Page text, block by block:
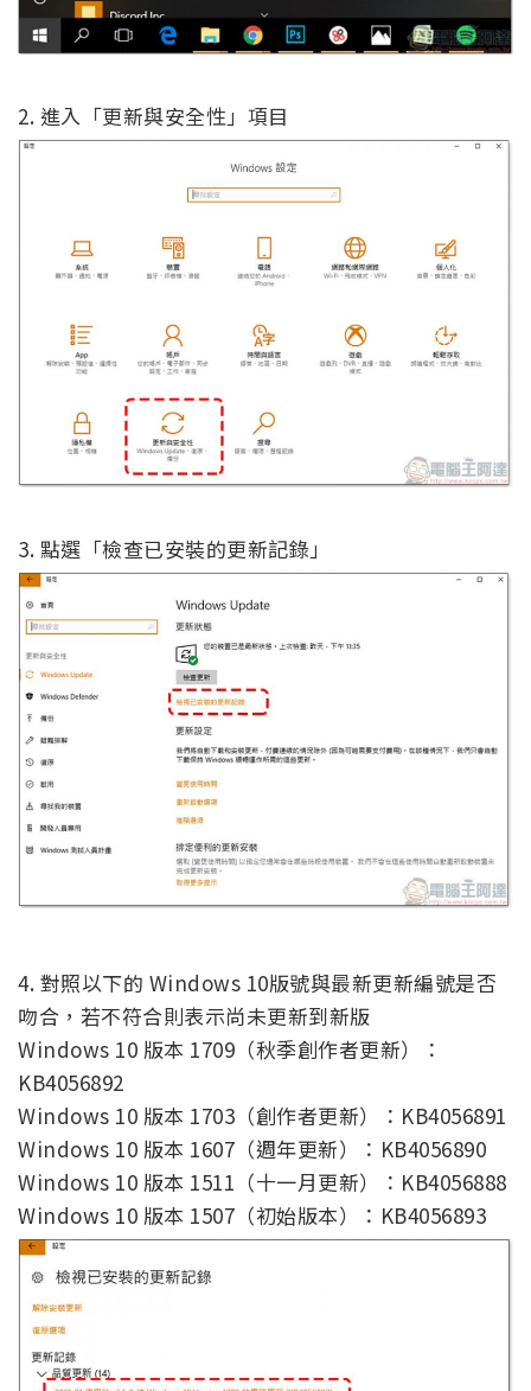
2. 進入「更新與安全性」項目
3. 點選「檢查已安裝的更新記錄」
4. 對照以下的 Windows 10版號與最新更新編號是否
吻合，若不符合則表示尚未更新到新版
Windows 10 版本 1709（秋季創作者更新）：
KB4056892
Windows 10 版本 1703（創作者更新）：KB4056891
Windows 10 版本 1607（週年更新）：KB4056890
Windows 10 版本 1511（十一月更新）：KB4056888
Windows 10 版本 1507（初始版本）：KB4056893